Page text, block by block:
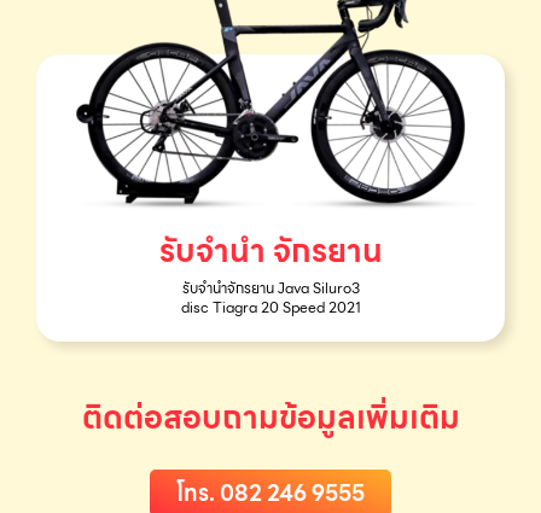
รับจำนำ จักรยาน
รับจำนำจักรยาน Java Siluro3
disc Tiagra 20 Speed 2021
ติดต่อสอบถามข้อมูลเพิ่มเติม
โทร. 082 246 9555